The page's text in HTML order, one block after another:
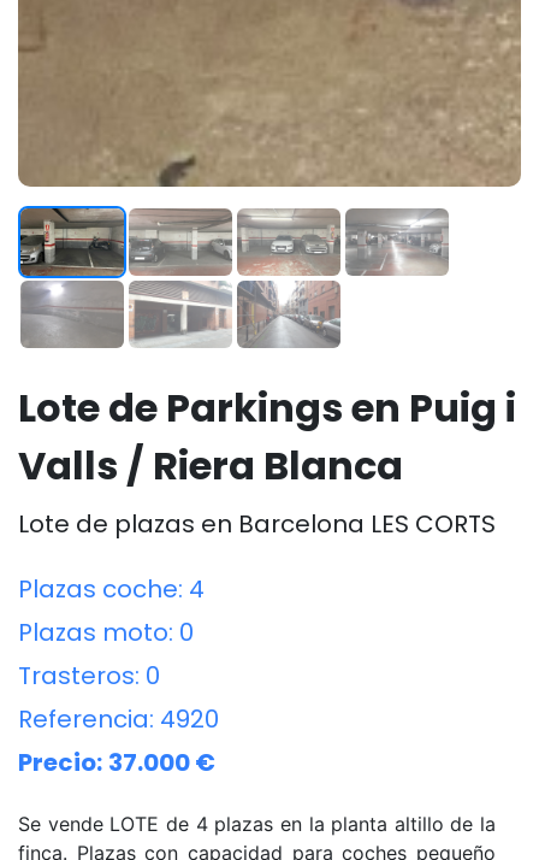
Lote de Parkings en Puig i
Valls / Riera Blanca
Lote de plazas en Barcelona LES CORTS
Plazas coche: 4
Plazas moto: 0
Trasteros: 0
Referencia: 4920
Precio: 37.000 €
Se vende LOTE de 4 plazas en la planta altillo de la
finca. Plazas con capacidad para coches pequeño